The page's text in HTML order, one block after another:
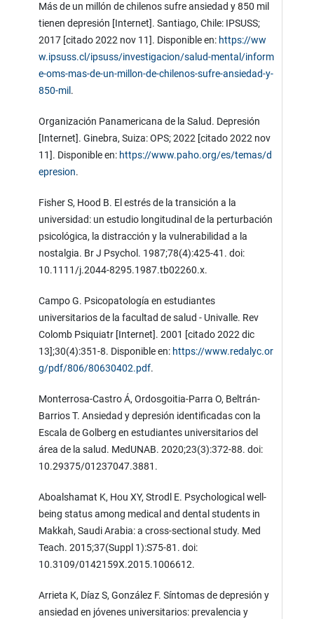
Más de un millón de chilenos sufre ansiedad y 850 mil
tienen depresión [Internet]. Santiago, Chile: IPSUSS;
2017 [citado 2022 nov 11]. Disponible en: https://ww
w.ipsuss.cl/ipsuss/investigacion/salud-mental/inform
e-oms-mas-de-un-millon-de-chilenos-sufre-ansiedad-y-
850-mil .
Organización Panamericana de la Salud. Depresión
[Internet]. Ginebra, Suiza: OPS; 2022 [citado 2022 nov
11]. Disponible en: https://www.paho.org/es/temas/d
epresion.
Fisher S, Hood B. El estrés de la transición a la
universidad: un estudio longitudinal de la perturbación
psicológica, la distracción y la vulnerabilidad a la
nostalgia. Br J Psychol. 1987;78(4):425-41. doi:
10.1111/j.2044-8295.1987.tb02260.x.
Campo G. Psicopatología en estudiantes
universitarios de la facultad de salud - Univalle. Rev
Colomb Psiquiatr [Internet]. 2001 [citado 2022 dic
13];30(4):351-8. Disponible en: https://www.redalyc.or
g/pdf/806/80630402.pdf.
Monterrosa-Castro Á, Ordosgoitia-Parra O, Beltrán-
Barrios T. Ansiedad y depresión identificadas con la
Escala de Golberg en estudiantes universitarios del
área de la salud. MedUNAB. 2020;23(3):372-88. doi:
10.29375/01237047.3881.
Aboalshamat K, Hou XY, Strodl E. Psychological well-
being status among medical and dental students in
Makkah, Saudi Arabia: a cross-sectional study. Med
Teach. 2015;37(Suppl 1):S75-81. doi:
10.3109/0142159X.2015.1006612.
Arrieta K, Díaz S, González F. Síntomas de depresión y
ansiedad en jóvenes universitarios: prevalencia y